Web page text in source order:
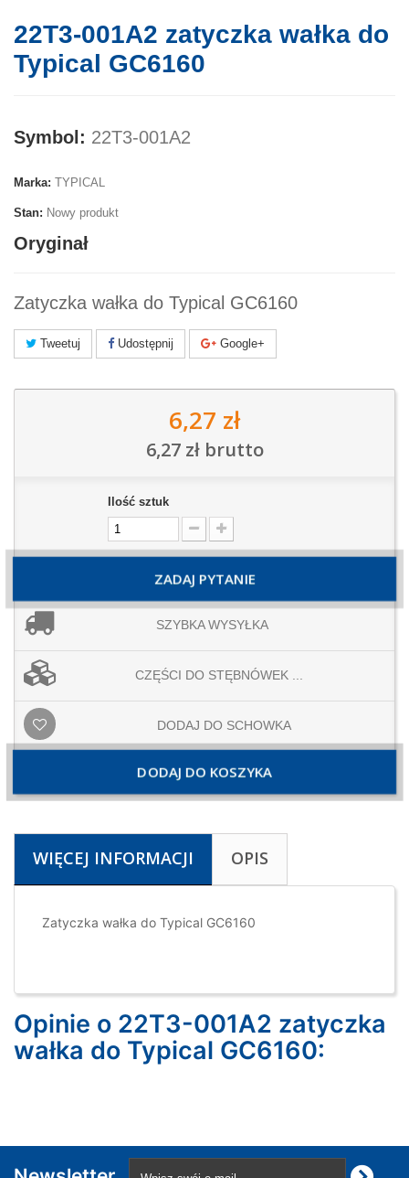
22T3-001A2 zatyczka wałka do
Typical GC6160
Symbol: 22T3-001A2
Marka: TYPICAL
Stan: Nowy produkt
Oryginał
Zatyczka wałka do Typical GC6160
Tweetuj Udostępnij Google+
6,27 zł
6,27 złbrutto
Ilość sztuk
ZADAJ PYTANIE
SZYBKA WYSYŁKA
CZĘŚCI DO STĘBNÓWEK ...
DODAJ DO SCHOWKA
DODAJ DO KOSZYKA
WIĘCEJ INFORMACJI OPIS
Zatyczka wałka do Typical GC6160
Opinie o 22T3-001A2 zatyczka
wałka do Typical GC6160: